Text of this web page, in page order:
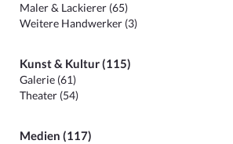
Maler & Lackierer (65)
Weitere Handwerker (3)
Kunst & Kultur (115)
Galerie (61)
Theater (54)
Medien (117)